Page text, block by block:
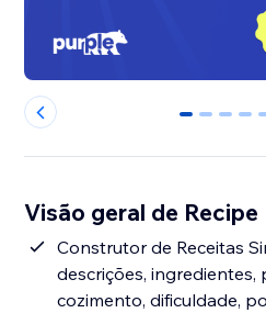
0 1 2 3 4
Visão geral de Recipe
Construtor de Receitas
descrições, ingredientes,
cozimento, dificuldade,